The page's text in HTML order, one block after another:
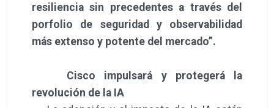
resiliencia sin precedentes a través del
porfolio de seguridad y observabilidad
más extenso y potente del mercado”.
Cisco impulsará y protegerá la
revolución de la IA